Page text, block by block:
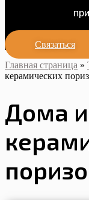
Связаться
Главная страница »
керамических
Дома